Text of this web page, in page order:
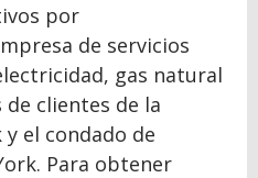
por
de servicios
gas natural
clientes de la
y el condado de
Para obtener